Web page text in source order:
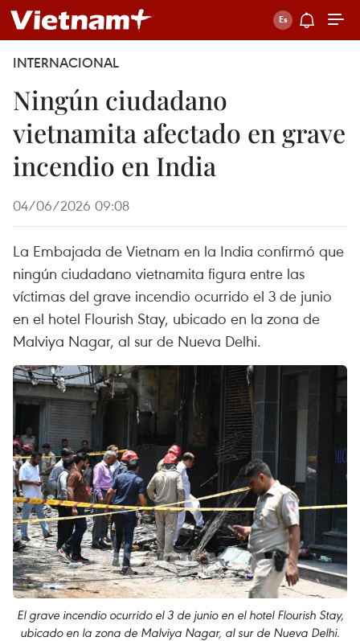
INTERNACIONAL
Ningún ciudadano
vietnamita afectado en grave
incendio en India
04/06/2026 09:08
La Embajada de Vietnam en la India confirmó que
ningún ciudadano vietnamita figura entre las
víctimas del grave incendio ocurrido el 3 de junio
en el hotel Flourish Stay, ubicado en la zona de
Malviya Nagar, al sur de Nueva Delhi.
El grave incendio ocurrido el 3 de junio en el hotel Flourish Stay,
ubicado en la zona de Malviya Nagar, al sur de Nueva Delhi.